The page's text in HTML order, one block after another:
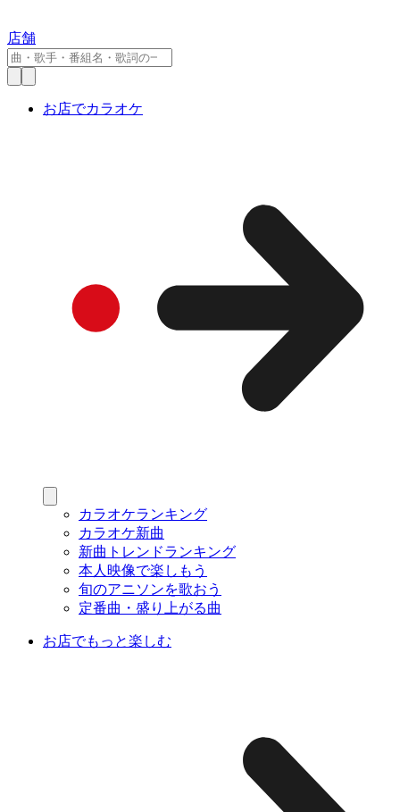
店舗
お店でカラオケ
カラオケランキング
カラオケ新曲
新曲トレンドランキング
本人映像で楽しもう
旬のアニソンを歌おう
定番曲・盛り上がる曲
お店でもっと楽しむ